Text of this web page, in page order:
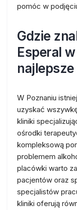
pomóc w
Gdzie
Esperal
W Poznaniu
uzyskać
kliniki
ośrodki
kompleksową
problemem
placówki warto
pacjentów oraz
specjalistów
kliniki oferują